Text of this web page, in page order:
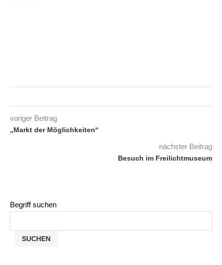
voriger Beitrag
„Markt der Möglichkeiten“
nächster Beitrag
Besuch im Freilichtmuseum
Begriff suchen
SUCHEN